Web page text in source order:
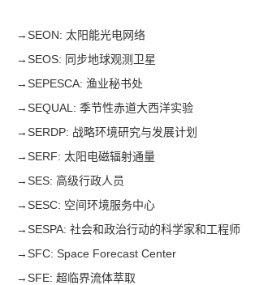
→SEON: 太阳能光电网络
→SEOS: 同步地球观测卫星
→SEPESCA: 渔业秘书处
→SEQUAL: 季节性赤道大西洋实验
→SERDP: 战略环境研究与发展计划
→SERF: 太阳电磁辐射通量
→SES: 高级行政人员
→SESC: 空间环境服务中心
→SESPA: 社会和政治行动的科学家和工程师
→SFC: Space Forecast Center
→SFE: 超临界流体萃取